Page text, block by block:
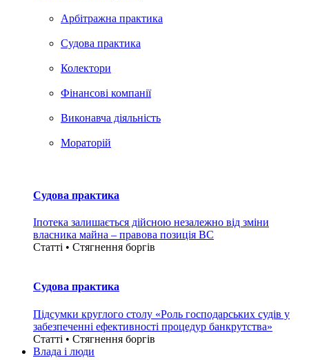
Арбітражна практика
Судова практика
Колектори
Фінансові компанії
Виконавча діяльність
Мораторій
Судова практика
Іпотека залишається дійсною незалежно від зміни
власника майна – правова позиція ВС
Статті • Стягнення боргiв
Судова практика
Підсумки круглого столу «Роль господарських судів у
забезпеченні ефективності процедур банкрутства»
Статті • Стягнення боргiв
Влада i люди